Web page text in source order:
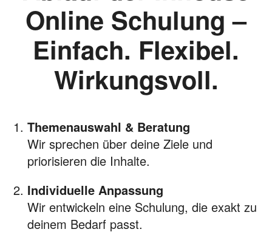
Online Schulung –
Einfach. Flexibel.
Wirkungsvoll.
Themenauswahl & Beratung
Wir sprechen über deine Ziele und
priorisieren die Inhalte.
Individuelle Anpassung
Wir entwickeln eine Schulung, die exakt zu
deinem Bedarf passt.